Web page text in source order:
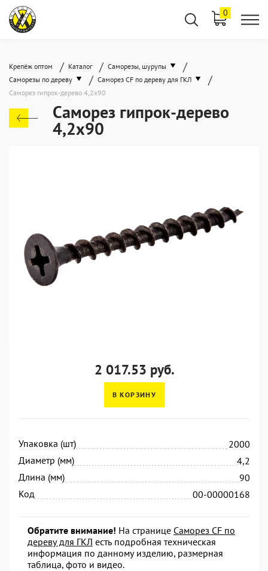
0
Крепёж оптом / Каталог / Саморезы, шурупы /
Саморезы по дереву / Саморез CF по дереву для ГКЛ /
Саморез гипрок-дерево 4,2x90
Саморез гипрок-дерево
4,2x90
2 017.53 руб.
В КОРЗИНУ
Упаковка (шт)
2000
Диаметр (мм)
4,2
Длина (мм)
90
Код
00-00000168
Обратите внимание! На странице Саморез CF по
дереву для ГКЛ есть подробная техническая
информация по данному изделию, размерная
таблица, фото и видео.